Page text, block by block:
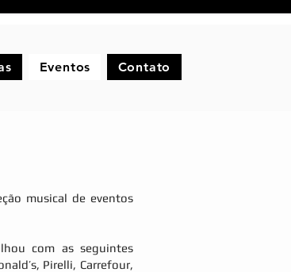
Eventos Contato
musical de eventos
com as seguintes
Pirelli, Carrefour,